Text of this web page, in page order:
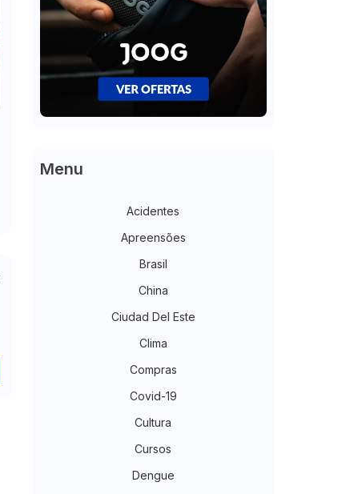
Menu
Acidentes
Apreensões
Brasil
China
Ciudad Del Este
Clima
Compras
Covid-19
Cultura
Cursos
Dengue